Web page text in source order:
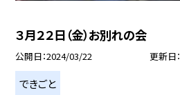
３月２２日（金）お別れの会
公開日 2024/03/22 更新日
できごと